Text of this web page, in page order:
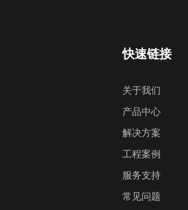
快速链接
关于我们
产品中心
解决方案
工程案例
服务支持
常见问题